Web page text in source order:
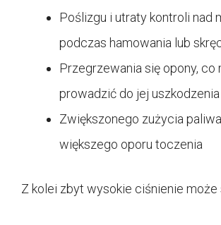
Poślizgu i utraty kontroli nad
podczas hamowania lub
Przegrzewania się opony, co
prowadzić do jej uszkodzenia
Zwiększonego zużycia
większego oporu toczenia
Z kolei zbyt wysokie ciśnienie może